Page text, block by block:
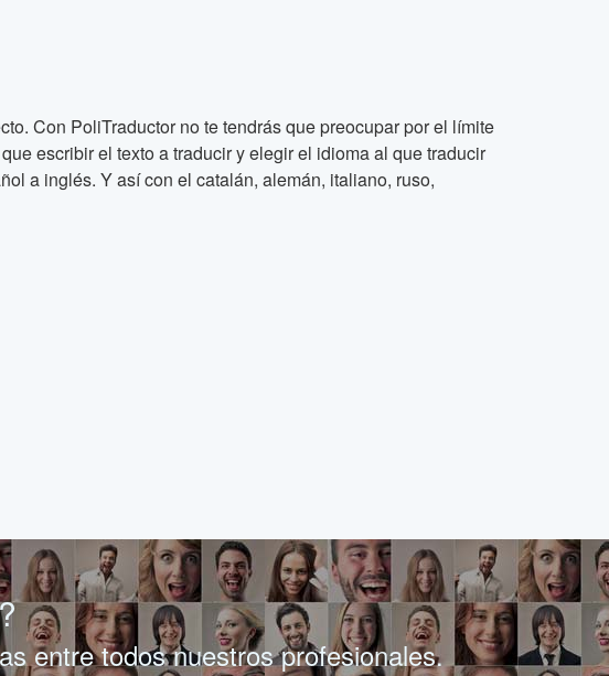
Con PoliTraductor no te tendrás que preocupar por el límite
escribir el texto a traducir y elegir el idioma al que traducir
a inglés. Y así con el catalán, alemán, italiano, ruso,
entre todos nuestros profesionales.